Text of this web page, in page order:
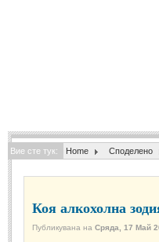
Стихове с видео
Поезия - класика
Стихове за Баба Марта
Коледа и Нова Година
Вие сте тук: Home Споделено
Коя алкохолна
Публикувана на Сряда, 17 Май